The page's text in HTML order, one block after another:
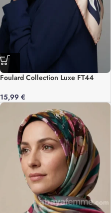
Foulard Collection Luxe FT44
15,99 €